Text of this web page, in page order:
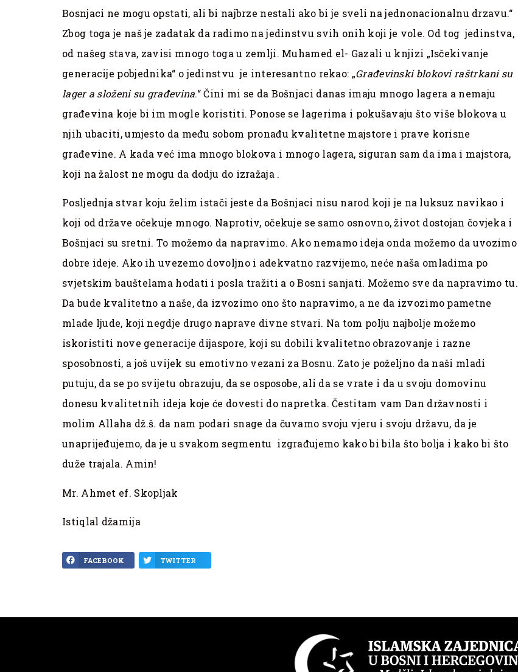
Bosnjaci ne mogu opstati, ali bi najbrze nestali ako bi je sveli na jednonacionalnu drzavu.“
Zbog toga je naš je zadatak da radimo na jedinstvu svih onih koji je vole. Od tog jedinstva,
od našeg stava, zavisi mnogo toga u zemlji. Muhamed el- Gazali u knjizi „Isčekivanje
generacije pobjednika“ o jedinstvu je interesantno rekao: „Građevinski blokovi raštrkani su
lager a složeni su građevina.“ Čini mi se da Bošnjaci danas imaju mnogo lagera a nemaju
građevina koje bi im mogle koristiti. Ponose se lagerima i pokušavaju što više blokova u
njih ubaciti, umjesto da među sobom pronađu kvalitetne majstore i prave korisne
građevine. A kada već ima mnogo blokova i mnogo lagera, siguran sam da ima i majstora,
koji na žalost ne mogu da dodju do izražaja .
Posljednja stvar koju želim istači jeste da Bošnjaci nisu narod koji je na luksuz navikao i
koji od države očekuje mnogo. Naprotiv, očekuje se samo osnovno, život dostojan čovjeka i
Bošnjaci su sretni. To možemo da napravimo. Ako nemamo ideja onda možemo da uvozimo
dobre ideje. Ako ih uvezemo dovoljno i adekvatno razvijemo, neće naša omladima po
svjetskim bauštelama hodati i posla tražiti a o Bosni sanjati. Možemo sve da napravimo tu.
Da bude kvalitetno a naše, da izvozimo ono što napravimo, a ne da izvozimo pametne
mlade ljude, koji negdje drugo naprave divne stvari. Na tom polju najbolje možemo
iskoristiti nove generacije dijaspore, koji su dobili kvalitetno obrazovanje i razne
sposobnosti, a još uvijek su emotivno vezani za Bosnu. Zato je poželjno da naši mladi
putuju, da se po svijetu obrazuju, da se osposobe, ali da se vrate i da u svoju domovinu
donesu kvalitetnih ideja koje će dovesti do napretka. Čestitam vam Dan državnosti i
molim Allaha dž.š. da nam podari snage da čuvamo svoju vjeru i svoju državu, da je
unaprijeđujemo, da je u svakom segmentu izgrađujemo kako bi bila što bolja i kako bi što
duže trajala. Amin!
Mr. Ahmet ef. Skopljak
Istiqlal džamija
FACEBOOK TWITTER